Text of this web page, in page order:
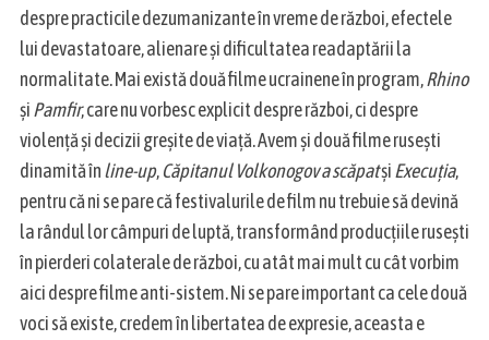
despre practicile dezumanizante în vreme de război, efectele
lui devastatoare, alienare și dificultatea readaptării la
normalitate. Mai există două filme ucrainene în program,Rhino
șiPamfir, care nu vorbesc explicit despre război, ci despre
violență și decizii greșite de viață. Avem și două filme rusești
dinamită înline-up,Căpitanul Volkonogov a scăpatșiExecuția,
pentru că ni se pare că festivalurile de film nu trebuie să devină
la rândul lor câmpuri de luptă, transformând producțiile rusești
în pierderi colaterale de război, cu atât mai mult cu cât vorbim
aici despre filme anti-sistem. Ni se pare important ca cele două
voci să existe, credem în libertatea de expresie, aceasta e